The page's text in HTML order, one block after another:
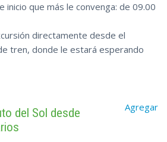
inicio que más le convenga: de 09.00
directamente desde el
tren, donde le estará esperando
Agregar
del Sol desde